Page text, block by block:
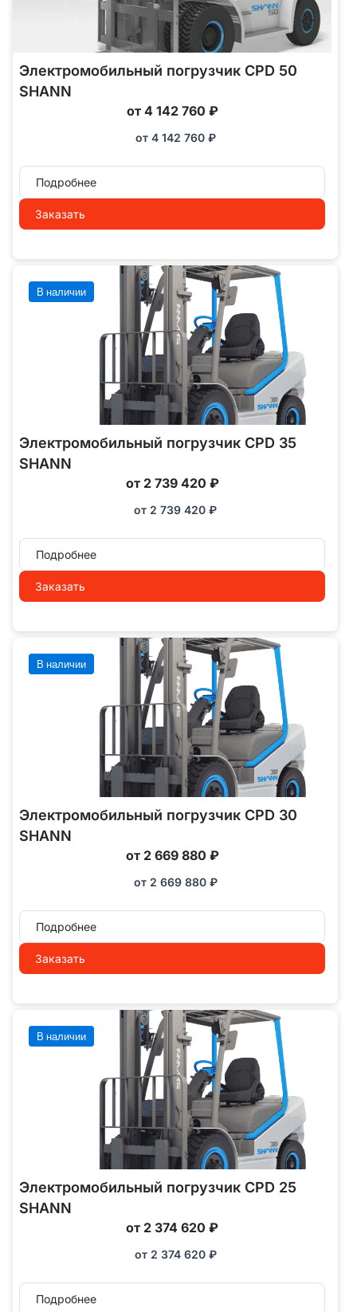
Электромобильный погрузчик CPD 50
SHANN
от 4 142 760 ₽
от 4 142 760 ₽
Подробнее
Заказать
В наличии
Электромобильный погрузчик CPD 35
SHANN
от 2 739 420 ₽
от 2 739 420 ₽
Подробнее
Заказать
В наличии
Электромобильный погрузчик CPD 30
SHANN
от 2 669 880 ₽
от 2 669 880 ₽
Подробнее
Заказать
В наличии
Электромобильный погрузчик CPD 25
SHANN
от 2 374 620 ₽
от 2 374 620 ₽
Подробнее